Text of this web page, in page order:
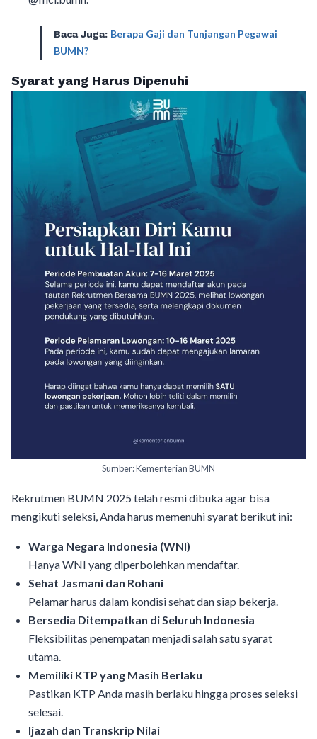
Baca Juga: Berapa Gaji dan Tunjangan Pegawai
BUMN?
Syarat yang Harus Dipenuhi
Sumber: Kementerian BUMN
Rekrutmen BUMN 2025 telah resmi dibuka agar bisa
mengikuti seleksi, Anda harus memenuhi syarat berikut ini:
Warga Negara Indonesia (WNI)
Hanya WNI yang diperbolehkan mendaftar.
Sehat Jasmani dan Rohani
Pelamar harus dalam kondisi sehat dan siap bekerja.
Bersedia Ditempatkan di Seluruh Indonesia
Fleksibilitas penempatan menjadi salah satu syarat
utama.
Memiliki KTP yang Masih Berlaku
Pastikan KTP Anda masih berlaku hingga proses seleksi
selesai.
Ijazah dan Transkrip Nilai